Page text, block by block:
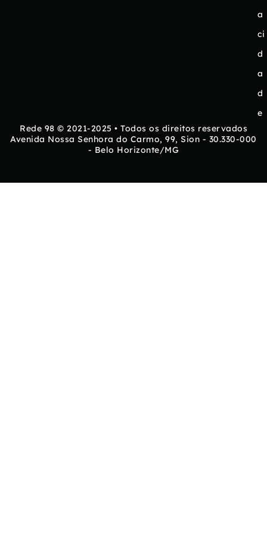
a
ci
d
a
d
e
Rede 98 © 2021-2025 • Todos os direitos reservados
Avenida Nossa Senhora do Carmo, 99, Sion - 30.330-000
- Belo Horizonte/MG